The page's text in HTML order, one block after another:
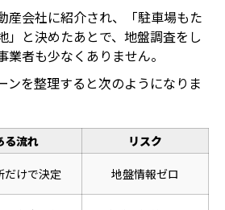
産会社に紹介され、「駐車場もた
」と決めたあとで、地盤調査をし
者も少なくありません。
ンを整理すると次のようになりま
る流れ
リスク
だけで決定 地盤情報ゼロ